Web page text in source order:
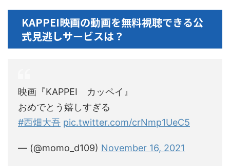
KAPPEI映画の動画を無料視聴できる公
式見逃しサービスは？
映画『KAPPEI カッペイ』
おめでとう嬉しすぎる
#西畑大吾 pic.twitter.com/crNmp1UeC5
— (@momo_d109) November 16, 2021